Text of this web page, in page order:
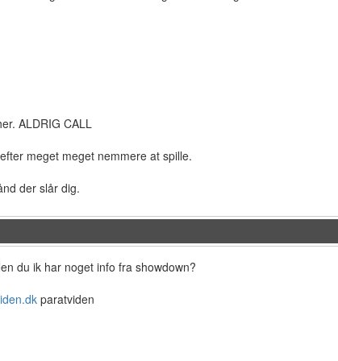
ALDRIG CALL
meget meget nemmere at spille.
der slår dig.
du ik har noget info fra showdown?
paratviden